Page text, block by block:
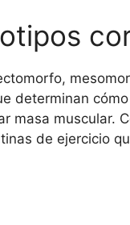
determinan
masa muscular.
de ejercicio